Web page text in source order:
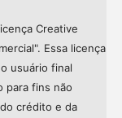
Creative
Essa licença
usuário final
para fins não
crédito e da